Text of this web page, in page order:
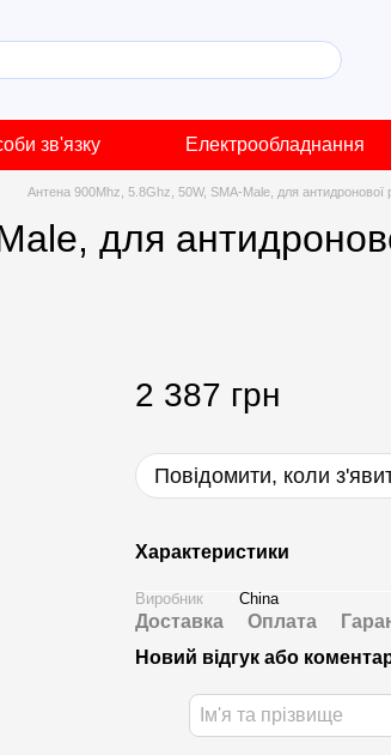
зв'язку Електрообладнання
Антена 900Mhz, 5.8Ghz, 50W, SMA-Male, для антидронової
для
2 387 грн
Повідомити, коли
Характеристики
Виробник China
Доставка Оплата
Новий відгук або